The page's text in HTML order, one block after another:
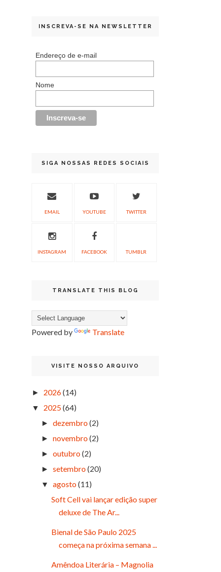
INSCREVA-SE NA NEWSLETTER
Endereço de e-mail
Nome
SIGA NOSSAS REDES SOCIAIS
EMAIL YOUTUBE TWITTER
INSTAGRAM FACEBOOK TUMBLR
TRANSLATE THIS BLOG
Powered by Translate
VISITE NOSSO ARQUIVO
► 2026(14)
▼ 2025(64)
►dezembro(2)
►novembro(2)
►outubro(2)
►setembro(20)
▼ agosto(11)
Soft Cell vai lançar edição super
deluxe de The Ar...
Bienal de São Paulo 2025
começa na próxima semana ...
Amêndoa Literária – Magnolia